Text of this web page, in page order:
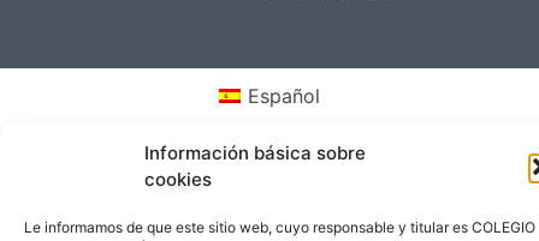
Información básica sobre
cookies
Le informamos de que este sitio web, cuyo responsable y titular es COLEGIO
Español